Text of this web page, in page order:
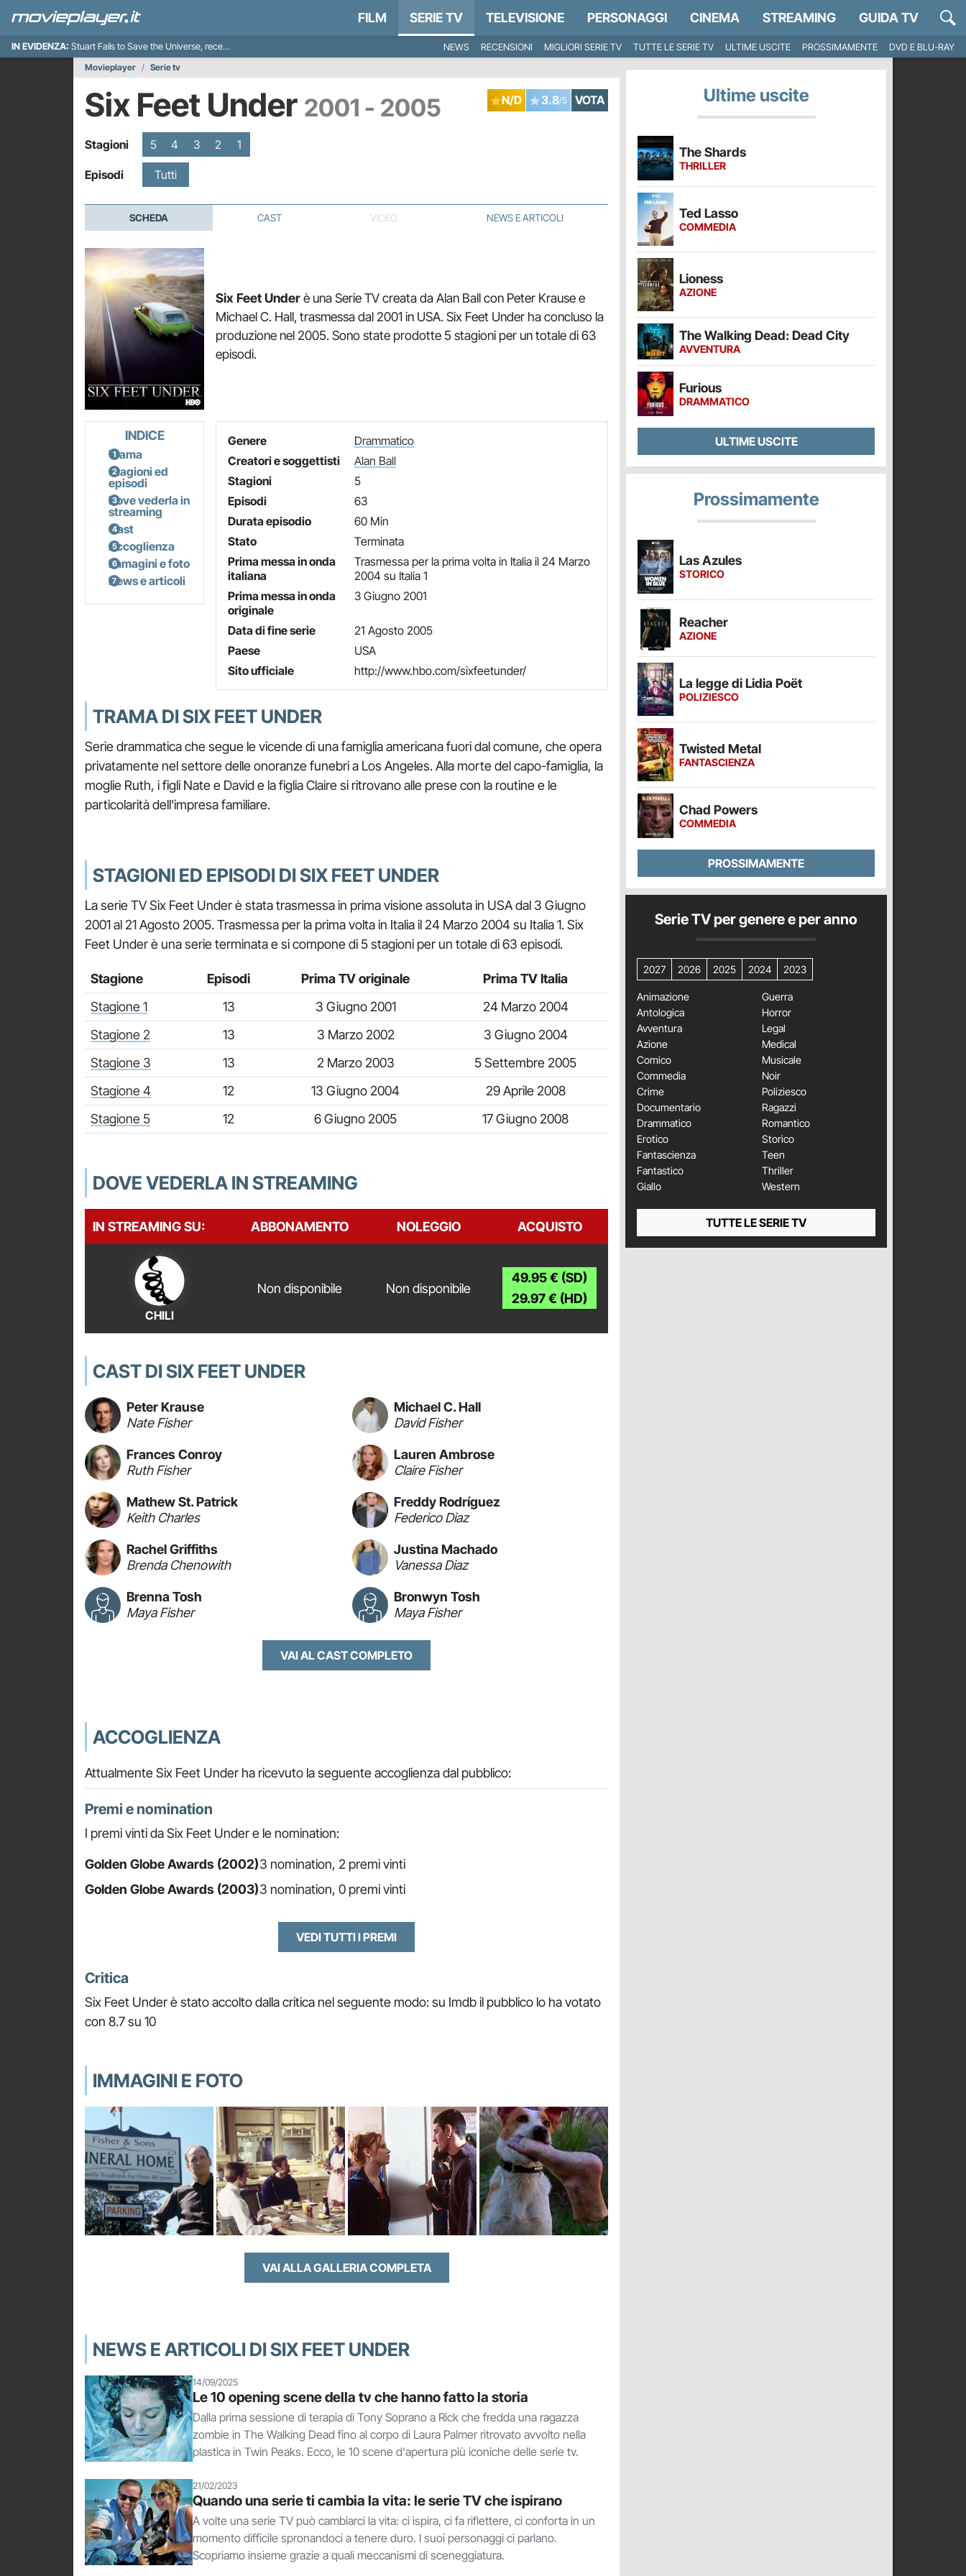
FILM SERIE TV TELEVISIONE PERSONAGGI CINEMA STREAMING GUIDA TV
IN EVIDENZA: Stuart Fails to Save the Universe, recensione NEWS RECENSIONI MIGLIORI SERIE TV TUTTE LE SERIE TV ULTIME USCITE PROSSIMAMENTE
DVD E BLU-RAY
Movieplayer
Serie tv
Six Feet Under 2001 - 2005 N/D 3.8/5 VOTA
Stagioni 5 4 3 2 1
Episodi Tutti
SCHEDA CAST VIDEO NEWS E ARTICOLI
Six Feet Underè una Serie TV creata da Alan Ball con Peter Krause e
Michael C. Hall, trasmessa dal 2001 in USA. Six Feet Under ha concluso la
produzione nel 2005. Sono state prodotte 5 stagioni per un totale di 63
episodi.
INDICE
Trama
Stagioni ed
episodi
Dove vederla in
streaming
Cast
Accoglienza
Immagini e foto
News e articoli
Genere
Drammatico
Creatori e soggettisti
Alan Ball
Stagioni
5
Episodi
63
Durata episodio
60 Min
Stato
Terminata
Prima messa in onda
italiana
Trasmessa per la prima volta in Italia il 24 Marzo
2004 su Italia 1
Prima messa in onda
originale
3 Giugno 2001
Data di fine serie
21 Agosto 2005
Paese
USA
Sito ufficiale
http://www.hbo.com/sixfeetunder/
TRAMA DI SIX FEET UNDER
Serie drammatica che segue le vicende di una famiglia americana fuori dal comune, che opera
privatamente nel settore delle onoranze funebri a Los Angeles. Alla morte del capo-famiglia, la
moglie Ruth, i figli Nate e David e la figlia Claire si ritrovano alle prese con la routine e le
particolarità dell'impresa familiare.
STAGIONI ED EPISODI DI SIX FEET UNDER
La serie TV Six Feet Under è stata trasmessa in prima visione assoluta in USA dal 3 Giugno
2001 al 21 Agosto 2005. Trasmessa per la prima volta in Italia il 24 Marzo 2004 su Italia 1. Six
Feet Under è una serie terminata e si compone di 5 stagioni per un totale di 63 episodi.
Stagione Episodi Prima TV originale
Prima TV Italia
Stagione 1
13 3 Giugno 2001
24 Marzo 2004
Stagione 2
13 3 Marzo 2002
3 Giugno 2004
Stagione 3
13 2 Marzo 2003
5 Settembre 2005
Stagione 4
12 13 Giugno 2004
29 Aprile 2008
Stagione 5
12 6 Giugno 2005 17 Giugno 2008
DOVE VEDERLA IN STREAMING
IN STREAMING SU: ABBONAMENTO NOLEGGIO ACQUISTO
CHILI
Non disponibile Non disponibile
49.95 € (SD)
29.97 € (HD)
CAST DI SIX FEET UNDER
Peter Krause
Nate Fisher
Michael C. Hall
David Fisher
Frances Conroy
Ruth Fisher
Lauren Ambrose
Claire Fisher
Mathew St. Patrick
Keith Charles
Freddy Rodríguez
Federico Diaz
Rachel Griffiths
Brenda Chenowith
Justina Machado
Vanessa Diaz
Brenna Tosh
Maya Fisher
Bronwyn Tosh
Maya Fisher
VAI AL CAST COMPLETO
ACCOGLIENZA
Attualmente Six Feet Under ha ricevuto la seguente accoglienza dal pubblico:
Premi e nomination
I premi vinti da Six Feet Under e le nomination:
Golden Globe Awards (2002)3 nomination, 2 premi vinti
Golden Globe Awards (2003)3 nomination, 0 premi vinti
VEDI TUTTI I PREMI
Critica
Six Feet Under è stato accolto dalla critica nel seguente modo: su Imdb il pubblico lo ha votato
con 8.7 su 10
IMMAGINI E FOTO
VAI ALLA GALLERIA COMPLETA
NEWS E ARTICOLI DI SIX FEET UNDER
14/09/2025
Le 10 opening scene della tv che hanno fatto la storia
Dalla prima sessione di terapia di Tony Soprano a Rick che fredda una ragazza
zombie in The Walking Dead fino al corpo di Laura Palmer ritrovato avvolto nella
plastica in Twin Peaks. Ecco, le 10 scene d'apertura più iconiche delle serie tv.
21/02/2023
Quando una serie ti cambia la vita: le serie TV che ispirano
A volte una serie TV può cambiarci la vita: ci ispira, ci fa riflettere, ci conforta in un
momento difficile spronandoci a tenere duro. I suoi personaggi ci parlano.
Scopriamo insieme grazie a quali meccanismi di sceneggiatura.
Ultime uscite
The Shards
THRILLER
Ted Lasso
COMMEDIA
Lioness
AZIONE
The Walking Dead: Dead City
AVVENTURA
Furious
DRAMMATICO
ULTIME USCITE
Prossimamente
Las Azules
STORICO
Reacher
AZIONE
La legge di Lidia Poët
POLIZIESCO
Twisted Metal
FANTASCIENZA
Chad Powers
COMMEDIA
PROSSIMAMENTE
Serie TV per genere e per anno
2027 2026 2025 2024 2023
Animazione
Antologica
Avventura
Azione
Comico
Commedia
Crime
Documentario
Drammatico
Erotico
Fantascienza
Fantastico
Giallo
Guerra
Horror
Legal
Medical
Musicale
Noir
Poliziesco
Ragazzi
Romantico
Storico
Teen
Thriller
Western
TUTTE LE SERIE TV